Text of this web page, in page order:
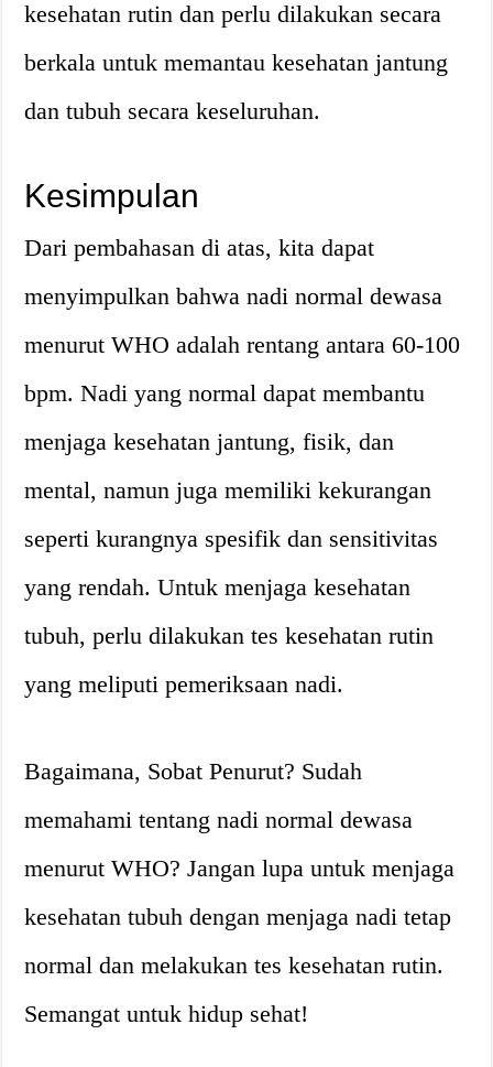
kesehatan rutin dan perlu dilakukan secara
berkala untuk memantau kesehatan jantung
dan tubuh secara keseluruhan.
Kesimpulan
Dari pembahasan di atas, kita dapat
menyimpulkan bahwa nadi normal dewasa
menurut WHO adalah rentang antara 60-100
bpm. Nadi yang normal dapat membantu
menjaga kesehatan jantung, fisik, dan
mental, namun juga memiliki kekurangan
seperti kurangnya spesifik dan sensitivitas
yang rendah. Untuk menjaga kesehatan
tubuh, perlu dilakukan tes kesehatan rutin
yang meliputi pemeriksaan nadi.
Bagaimana, Sobat Penurut? Sudah
memahami tentang nadi normal dewasa
menurut WHO? Jangan lupa untuk menjaga
kesehatan tubuh dengan menjaga nadi tetap
normal dan melakukan tes kesehatan rutin.
Semangat untuk hidup sehat!